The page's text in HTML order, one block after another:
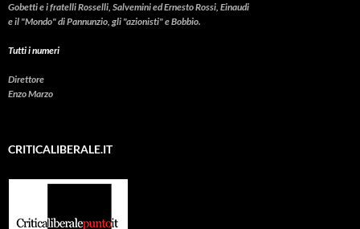
Gobetti e i fratelli Rosselli, Salvemini ed Ernesto Rossi, Einaudi
e il "Mondo" di Pannunzio, gli "azionisti" e Bobbio.
Tutti i numeri
Direttore
Enzo Marzo
CRITICALIBERALE.IT